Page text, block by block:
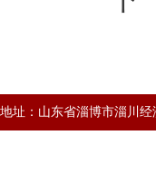
地址：山东省淄博市淄川